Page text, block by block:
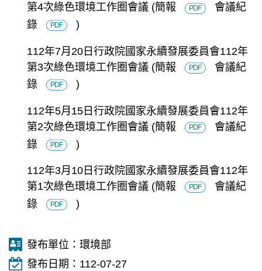
第4次綠色環境工作圈會議(簡報 PDF
會議紀
錄
PDF )
112年7月20日行政院國家永續發展委員會112年
第3次綠色環境工作圈會議(簡報 PDF
會議紀
錄
PDF )
112年5月15日行政院國家永續發展委員會112年
第2次綠色環境工作圈會議(簡報 PDF
會議紀
錄
PDF )
112年3月10日行政院國家永續發展委員會112年
第1次綠色環境工作圈會議(簡報 PDF
會議紀
錄
PDF )
發布單位： 環境部
發布日期： 112-07-27